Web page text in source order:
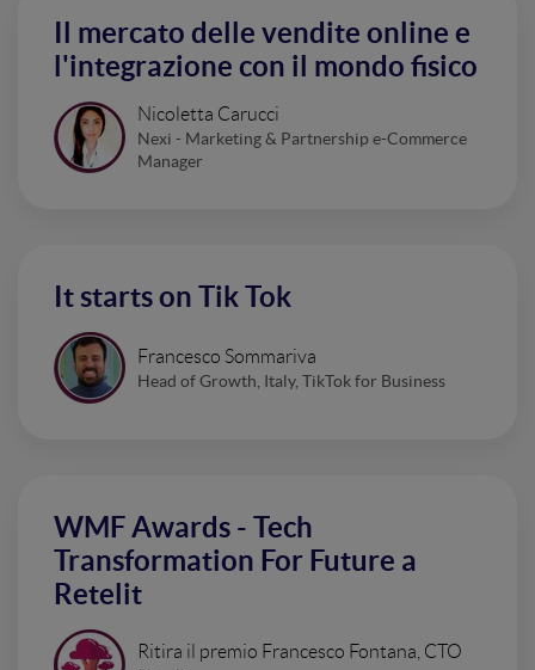
Il mercato delle vendite online e
l'integrazione con il mondo fisico
Nicoletta Carucci
Nexi - Marketing & Partnership e-Commerce
Manager
It starts on Tik Tok
Francesco Sommariva
Head of Growth, Italy, TikTok for Business
WMF Awards - Tech
Transformation For Future a
Retelit
Ritira il premio Francesco Fontana, CTO